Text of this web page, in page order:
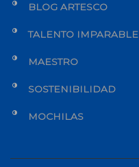
BLOG ARTESCO
TALENTO IMPARABLE
MAESTRO
SOSTENIBILIDAD
MOCHILAS